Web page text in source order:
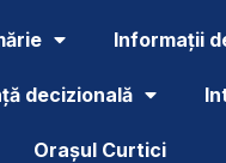
Informații
decizională
Orașul Curtici